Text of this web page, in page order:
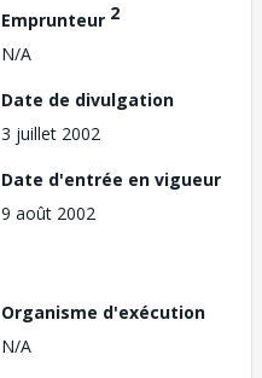
Emprunteur 2
N/A
Date de divulgation
3 juillet 2002
Date d'entrée en vigueur
9 août 2002
Organisme d'exécution
N/A